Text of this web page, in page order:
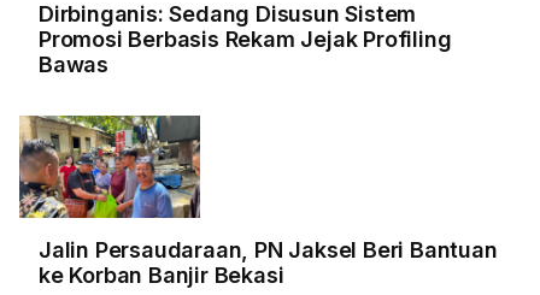
Dirbinganis: Sedang Disusun Sistem
Promosi Berbasis Rekam Jejak Profiling
Bawas
Jalin Persaudaraan, PN Jaksel Beri Bantuan
ke Korban Banjir Bekasi